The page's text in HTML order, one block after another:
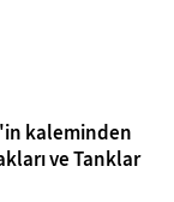
kaleminden
ve Tanklar